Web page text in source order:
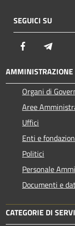
SEGUICI SU
Facebook
AMMINISTRAZIONE
Organi di
Aree
Uffici
Enti e
Politici
Personale
Documenti e
CATEGORIE DI